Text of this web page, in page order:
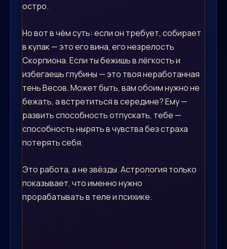
остро.
Но вот в чём суть: если он требует, собирает
в кулак — это его вина, его незрелость
Скорпиона. Если ты бежишь в лёгкость и
избегаешь глубины — это твоя неработанная
тень Весов. Может быть, вам обоим нужно не
бежать, а встретиться в середине? Ему —
развить способность отпускать, тебе —
способность нырять в чувства без страха
потерять себя.
Это работа, а не звёзды. Астрология только
показывает, что именно нужно
прорабатывать в теле и психике.